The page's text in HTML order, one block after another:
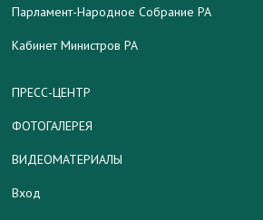
Парламент-Народное Собрание РА
Кабинет Министров РА
ПРЕСС-ЦЕНТР
ФОТОГАЛЕРЕЯ
ВИДЕОМАТЕРИАЛЫ
Вход